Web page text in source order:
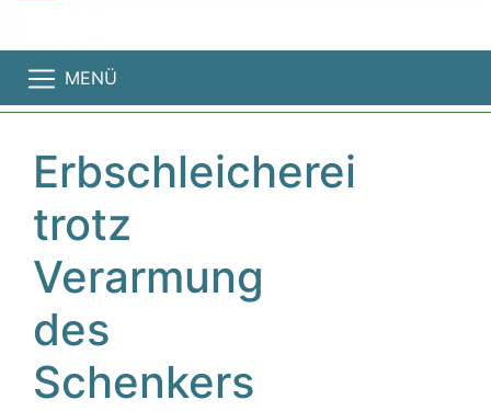
MENÜ
Erbschleicherei
trotz
Verarmung
des
Schenkers